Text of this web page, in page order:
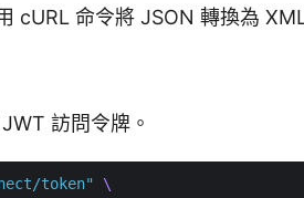
cURL 命令將 JSON 轉換為
訪問令牌。
token"